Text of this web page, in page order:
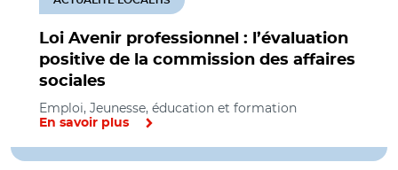
Loi Avenir professionnel : l’évaluation
positive de la commission des affaires
sociales
Emploi, Jeunesse, éducation et formation
En savoir plus